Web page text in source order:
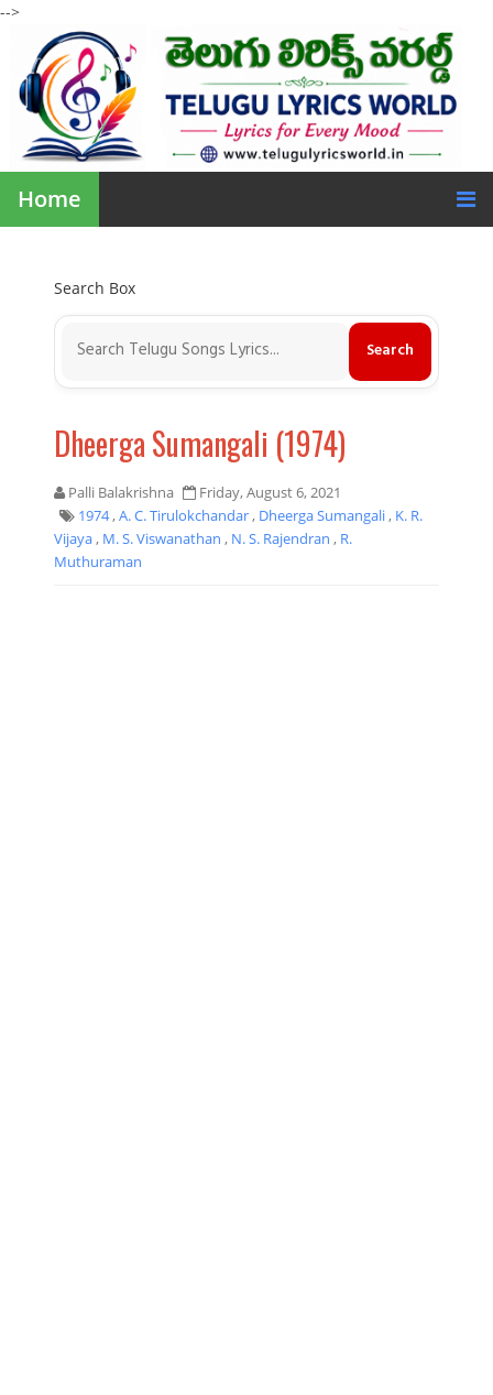
-->
Home
Search Box
Dheerga Sumangali (1974)
Palli Balakrishna
Friday, August 6, 2021
1974,A. C. Tirulokchandar, Dheerga Sumangali, K. R.
Vijaya, M. S. Viswanathan , N. S. Rajendran , R.
Muthuraman